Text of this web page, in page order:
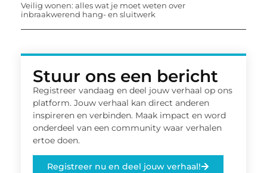
Veilig wonen: alles wat je moet weten over
inbraakwerend hang- en sluitwerk
Stuur ons een bericht
Registreer vandaag en deel jouw verhaal op ons
platform. Jouw verhaal kan direct anderen
inspireren en verbinden. Maak impact en word
onderdeel van een community waar verhalen
ertoe doen.
Registreer nu en deel jouw verhaal!